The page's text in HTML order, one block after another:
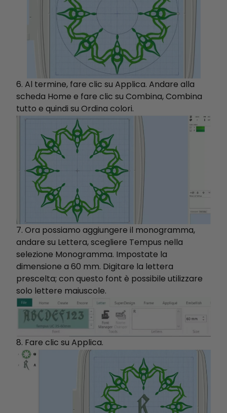
6. Al termine, fare clic su Applica. Andare alla
scheda Home e fare clic su Combina, Combina
tutto e quindi su Ordina colori.
7. Ora possiamo aggiungere il monogramma,
andare su Lettera, scegliere Tempus nella
selezione Monogramma. Impostate la
dimensione a 60 mm. Digitare la lettera
prescelta; con questo font è possibile utilizzare
solo lettere maiuscole.
8. Fare clic su Applica.